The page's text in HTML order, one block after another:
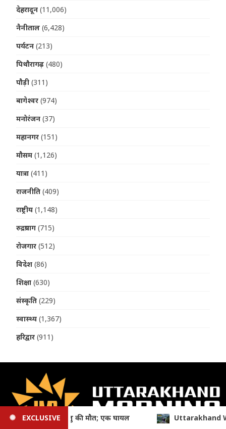
देहरादून (11,006)
नैनीताल (6,428)
पर्यटन (213)
पिथौरागढ़ (480)
पौड़ी (311)
बागेश्वर (974)
मनोरंजन (37)
महानगर (151)
मौसम (1,126)
यात्रा (411)
राजनीति (409)
राष्ट्रीय (1,148)
रुद्रप्रयाग (715)
रोजगार (512)
विदेश (86)
शिक्षा (630)
संस्कृति (229)
स्वास्थ्य (1,367)
हरिद्वार (911)
EXCLUSIVE
Weather Update: भारी से बहुत भारी बारिश का अलर्ट, 4